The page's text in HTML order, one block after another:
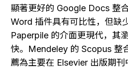
顯著更好的 Google Docs 整
Word 插件具有可比性，但缺
Paperpile 的介面更現代，其
快。Mendeley 的 Scopus 整
薦為主要在 Elsevier 出版期